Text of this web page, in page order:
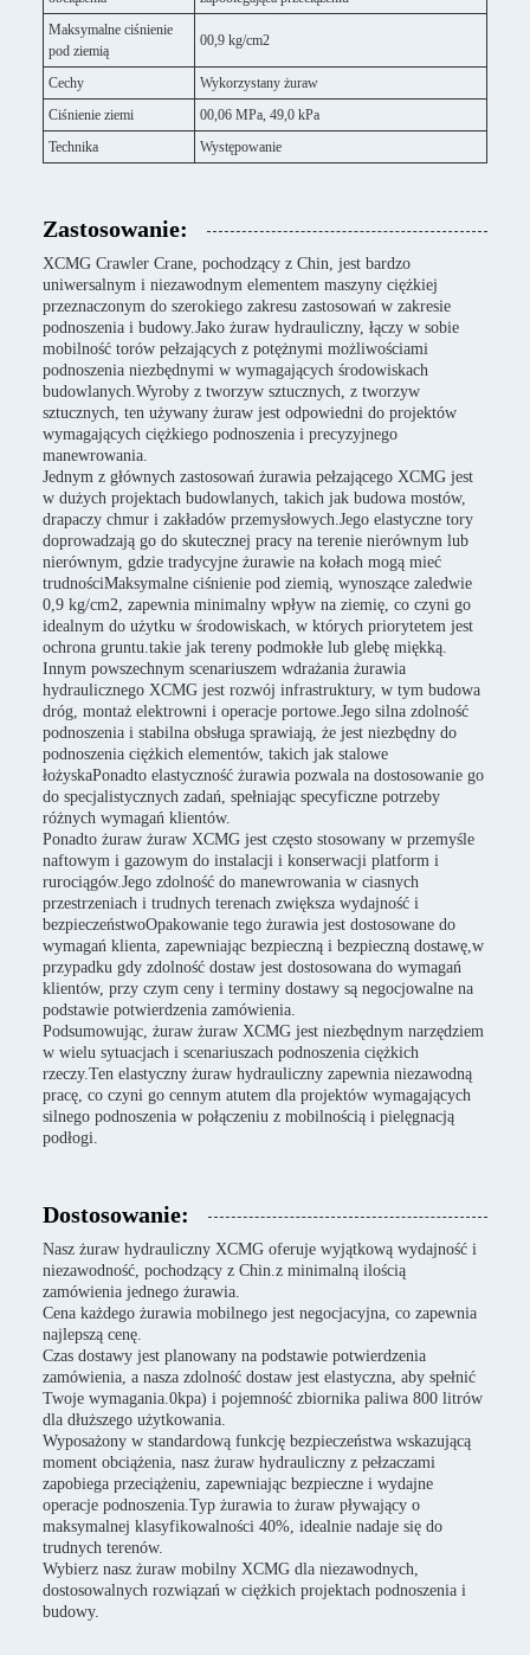
Maksymalne ciśnienie
pod ziemią
00,9 kg/cm2
Cechy
Wykorzystany żuraw
Ciśnienie ziemi
00,06 MPa, 49,0 kPa
Technika
Występowanie
Zastosowanie:
XCMG Crawler Crane, pochodzący z Chin, jest bardzo
uniwersalnym i niezawodnym elementem maszyny ciężkiej
przeznaczonym do szerokiego zakresu zastosowań w zakresie
podnoszenia i budowy.Jako żuraw hydrauliczny, łączy w sobie
mobilność torów pełzających z potężnymi możliwościami
podnoszenia niezbędnymi w wymagających środowiskach
budowlanych.Wyroby z tworzyw sztucznych, z tworzyw
sztucznych, ten używany żuraw jest odpowiedni do projektów
wymagających ciężkiego podnoszenia i precyzyjnego
manewrowania.
Jednym z głównych zastosowań żurawia pełzającego XCMG jest
w dużych projektach budowlanych, takich jak budowa mostów,
drapaczy chmur i zakładów przemysłowych.Jego elastyczne tory
doprowadzają go do skutecznej pracy na terenie nierównym lub
nierównym, gdzie tradycyjne żurawie na kołach mogą mieć
trudnościMaksymalne ciśnienie pod ziemią, wynoszące zaledwie
0,9 kg/cm2, zapewnia minimalny wpływ na ziemię, co czyni go
idealnym do użytku w środowiskach, w których priorytetem jest
ochrona gruntu.takie jak tereny podmokłe lub glebę miękką.
Innym powszechnym scenariuszem wdrażania żurawia
hydraulicznego XCMG jest rozwój infrastruktury, w tym budowa
dróg, montaż elektrowni i operacje portowe.Jego silna zdolność
podnoszenia i stabilna obsługa sprawiają, że jest niezbędny do
podnoszenia ciężkich elementów, takich jak stalowe
łożyskaPonadto elastyczność żurawia pozwala na dostosowanie go
do specjalistycznych zadań, spełniając specyficzne potrzeby
różnych wymagań klientów.
Ponadto żuraw żuraw XCMG jest często stosowany w przemyśle
naftowym i gazowym do instalacji i konserwacji platform i
rurociągów.Jego zdolność do manewrowania w ciasnych
przestrzeniach i trudnych terenach zwiększa wydajność i
bezpieczeństwoOpakowanie tego żurawia jest dostosowane do
wymagań klienta, zapewniając bezpieczną i bezpieczną dostawę,w
przypadku gdy zdolność dostaw jest dostosowana do wymagań
klientów, przy czym ceny i terminy dostawy są negocjowalne na
podstawie potwierdzenia zamówienia.
Podsumowując, żuraw żuraw XCMG jest niezbędnym narzędziem
w wielu sytuacjach i scenariuszach podnoszenia ciężkich
rzeczy.Ten elastyczny żuraw hydrauliczny zapewnia niezawodną
pracę, co czyni go cennym atutem dla projektów wymagających
silnego podnoszenia w połączeniu z mobilnością i pielęgnacją
podłogi.
Dostosowanie:
Nasz żuraw hydrauliczny XCMG oferuje wyjątkową wydajność i
niezawodność, pochodzący z Chin.z minimalną ilością
zamówienia jednego żurawia.
Cena każdego żurawia mobilnego jest negocjacyjna, co zapewnia
najlepszą cenę.
Czas dostawy jest planowany na podstawie potwierdzenia
zamówienia, a nasza zdolność dostaw jest elastyczna, aby spełnić
Twoje wymagania.0kpa) i pojemność zbiornika paliwa 800 litrów
dla dłuższego użytkowania.
Wyposażony w standardową funkcję bezpieczeństwa wskazującą
moment obciążenia, nasz żuraw hydrauliczny z pełzaczami
zapobiega przeciążeniu, zapewniając bezpieczne i wydajne
operacje podnoszenia.Typ żurawia to żuraw pływający o
maksymalnej klasyfikowalności 40%, idealnie nadaje się do
trudnych terenów.
Wybierz nasz żuraw mobilny XCMG dla niezawodnych,
dostosowalnych rozwiązań w ciężkich projektach podnoszenia i
budowy.